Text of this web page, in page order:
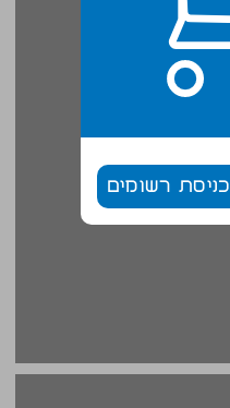
כניסת רשומים